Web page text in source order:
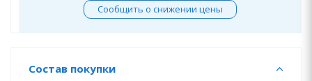
Сообщить о снижении цены
Состав покупки